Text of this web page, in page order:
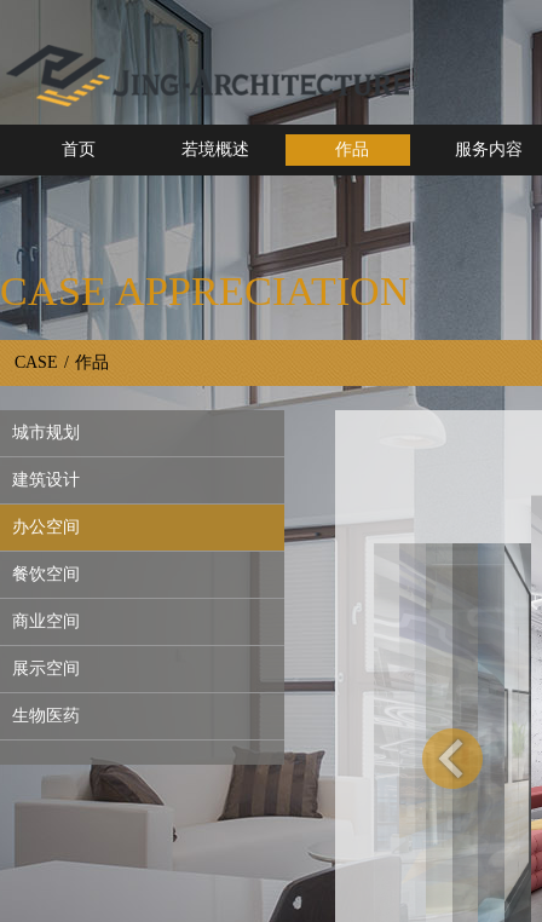
首页 若境概述 作品 服务内容
CASE APPRECIATION
CASE / 作品
城市规划
建筑设计
办公空间
餐饮空间
商业空间
展示空间
生物医药